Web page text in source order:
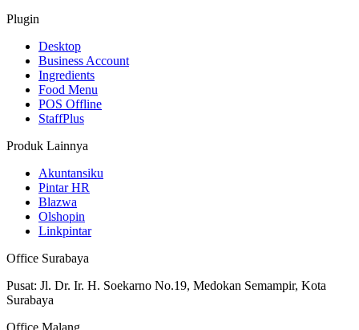
Plugin
Desktop
Business Account
Ingredients
Food Menu
POS Offline
StaffPlus
Produk Lainnya
Akuntansiku
Pintar HR
Blazwa
Olshopin
Linkpintar
Office Surabaya
Pusat: Jl. Dr. Ir. H. Soekarno No.19, Medokan Semampir, Kota
Surabaya